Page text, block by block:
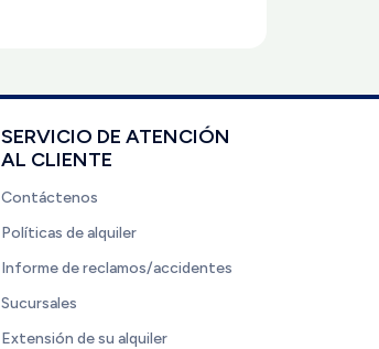
SERVICIO DE ATENCIÓN
AL CLIENTE
Contáctenos
Políticas de alquiler
Informe de reclamos/accidentes
Sucursales
Extensión de su alquiler